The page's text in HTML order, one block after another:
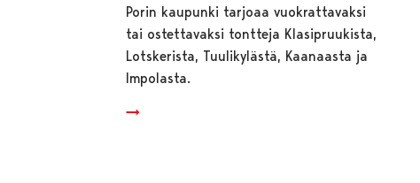
Porin kaupunki tarjoaa vuokrattavaksi
tai ostettavaksi tontteja Klasipruukista,
Lotskerista, Tuulikylästä, Kaanaasta ja
Impolasta.